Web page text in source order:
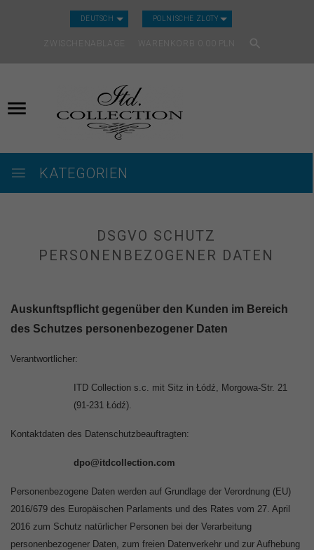
DEUTSCH CURRENCY_H
POLNISCHE ZLOTY
ZWISCHENABLAGE WARENKORB
KATEGORIEN
DSGVO SCHUTZ
PERSONENBEZOGENER DATEN
Auskunftspflicht gegenüber den Kunden im Bereich
des Schutzes personenbezogener Daten
Verantwortlicher:
ITD Collection s.c. mit Sitz in Łódź, Morgowa-Str. 21
(91-231 Łódź).
Kontaktdaten des Datenschutzbeauftragten:
dpo@itdcollection.com
Personenbezogene Daten werden auf Grundlage der Verordnung (EU)
2016/679 des Europäischen Parlaments und des Rates vom 27. April
2016 zum Schutz natürlicher Personen bei der Verarbeitung
personenbezogener Daten, zum freien Datenverkehr und zur Aufhebung